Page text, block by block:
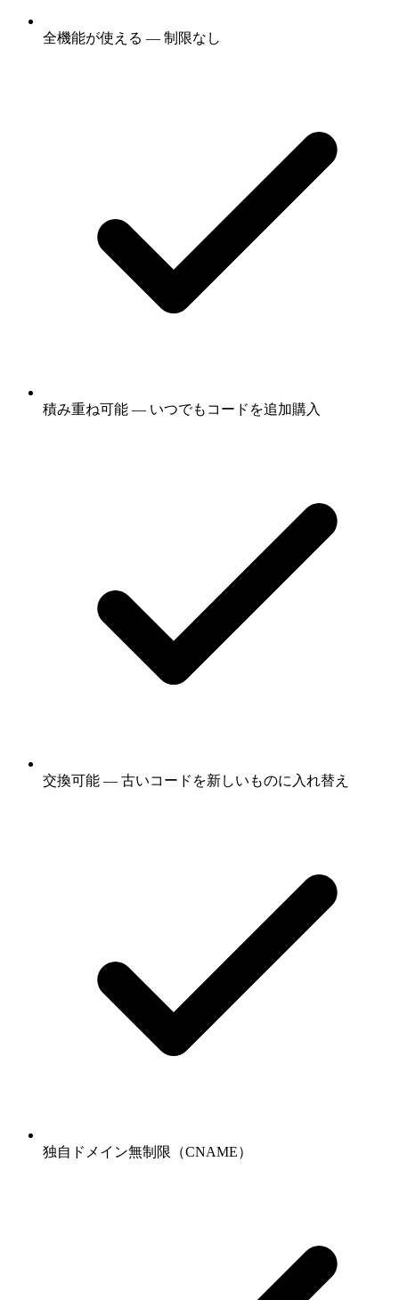
全機能が使える — 制限なし
積み重ね可能 — いつでもコードを追加購入
交換可能 — 古いコードを新しいものに入れ替え
独自ドメイン無制限（CNAME）